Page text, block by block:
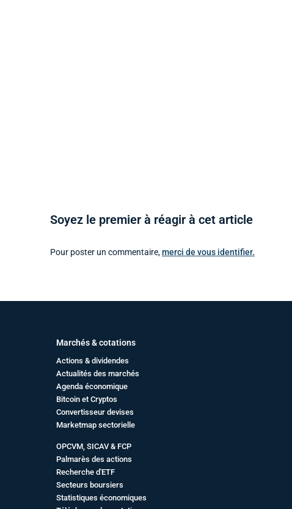
Soyez le premier à réagir à cet article
Pour poster un commentaire,merci de vous identifier.
Marchés & cotations
Actions & dividendes
Actualités des marchés
Agenda économique
Bitcoin et Cryptos
Convertisseur devises
Marketmap sectorielle
OPCVM, SICAV & FCP
Palmarès des actions
Recherche d'ETF
Secteurs boursiers
Statistiques économiques